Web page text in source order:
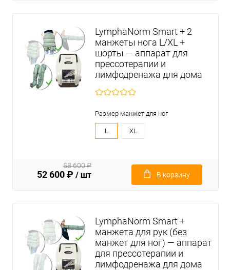
LymphaNorm Smart + 2
манжеты нога L/XL +
шорты — аппарат для
прессотерапии и
лимфодренажа для дома
Размер манжет для ног
L XL
52 600 ₽ / шт
58 600 ₽
В корзину
LymphaNorm Smart +
манжета для рук (без
манжет для ног) — аппарат
для прессотерапии и
лимфодренажа для дома